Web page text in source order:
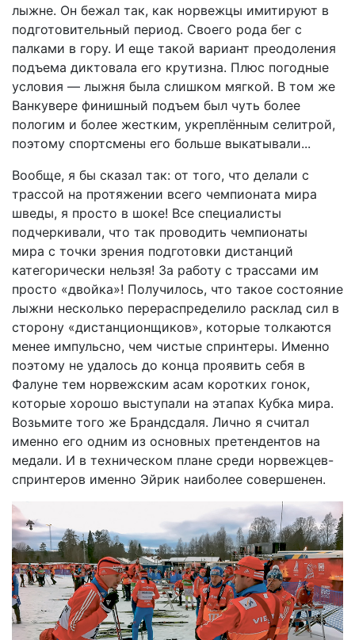
лыжне. Он бежал так, как норвежцы имитируют в
подготовительный период. Своего рода бег с
палками в гору. И еще такой вариант преодоления
подъема диктовала его крутизна. Плюс погодные
условия — лыжня была слишком мягкой. В том же
Ванкувере финишный подъем был чуть более
пологим и более жестким, укреплённым селитрой,
поэтому спортсмены его больше выкатывали...
Вообще, я бы сказал так: от того, что делали с
трассой на протяжении всего чемпионата мира
шведы, я просто в шоке! Все специалисты
подчеркивали, что так проводить чемпионаты
мира с точки зрения подготовки дистанций
категорически нельзя! За работу с трассами им
просто «двойка»! Получилось, что такое состояние
лыжни несколько перераспределило расклад сил в
сторону «дистанционщиков», которые толкаются
менее импульсно, чем чистые спринтеры. Именно
поэтому не удалось до конца проявить себя в
Фалуне тем норвежским асам коротких гонок,
которые хорошо выступали на этапах Кубка мира.
Возьмите того же Брандсдаля. Лично я считал
именно его одним из основных претендентов на
медали. И в техническом плане среди норвежцев-
спринтеров именно Эйрик наиболее совершенен.